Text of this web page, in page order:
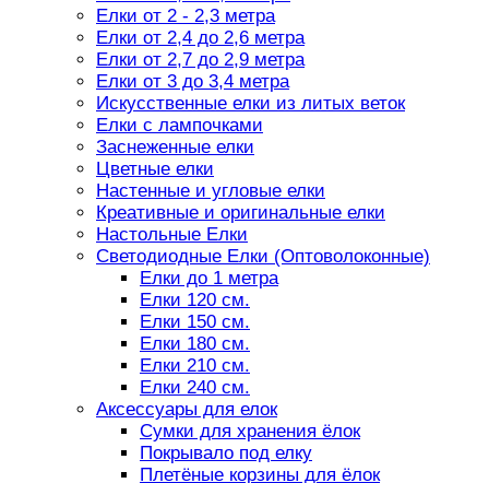
Елки от 2 - 2,3 метра
Елки от 2,4 до 2,6 метра
Елки от 2,7 до 2,9 метра
Елки от 3 до 3,4 метра
Искусственные елки из литых веток
Елки с лампочками
Заснеженные елки
Цветные елки
Настенные и угловые елки
Креативные и оригинальные елки
Настольные Елки
Светодиодные Елки (Оптоволоконные)
Елки до 1 метра
Елки 120 см.
Елки 150 см.
Елки 180 см.
Елки 210 см.
Елки 240 см.
Аксессуары для елок
Сумки для хранения ёлок
Покрывало под елку
Плетёные корзины для ёлок